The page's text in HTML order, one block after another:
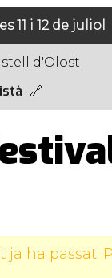
11 i 12 de juliol
d'Olost
ja ha passat.